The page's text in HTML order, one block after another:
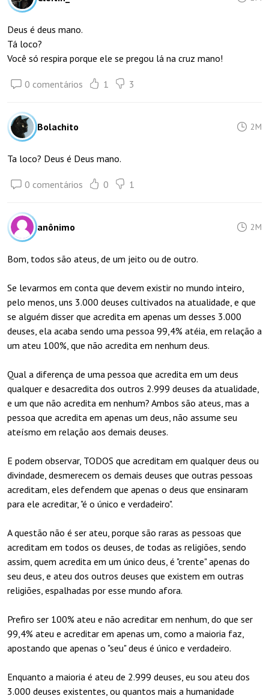
Deus é deus mano.
Tá loco?
Você só respira porque ele se pregou lá na cruz mano!
0 comentários 1 3
Bolachito 2M
Ta loco? Deus é Deus mano.
0 comentários 0 1
anônimo 2M
Bom, todos são ateus, de um jeito ou de outro.
Se levarmos em conta que devem existir no mundo inteiro,
pelo menos, uns 3.000 deuses cultivados na atualidade, e que
se alguém disser que acredita em apenas um desses 3.000
deuses, ela acaba sendo uma pessoa 99,4% atéia, em relação a
um ateu 100%, que não acredita em nenhum deus.
Qual a diferença de uma pessoa que acredita em um deus
qualquer e desacredita dos outros 2.999 deuses da atualidade,
e um que não acredita em nenhum? Ambos são ateus, mas a
pessoa que acredita em apenas um deus, não assume seu
ateísmo em relação aos demais deuses.
E podem observar, TODOS que acreditam em qualquer deus ou
divindade, desmerecem os demais deuses que outras pessoas
acreditam, eles defendem que apenas o deus que ensinaram
para ele acreditar, "é o único e verdadeiro".
A questão não é ser ateu, porque são raras as pessoas que
acreditam em todos os deuses, de todas as religiões, sendo
assim, quem acredita em um único deus, é "crente" apenas do
seu deus, e ateu dos outros deuses que existem em outras
religiões, espalhadas por esse mundo afora.
Prefiro ser 100% ateu e não acreditar em nenhum, do que ser
99,4% ateu e acreditar em apenas um, como a maioria faz,
apostando que apenas o "seu" deus é único e verdadeiro.
Enquanto a maioria é ateu de 2.999 deuses, eu sou ateu dos
3.000 deuses existentes, ou quantos mais a humanidade